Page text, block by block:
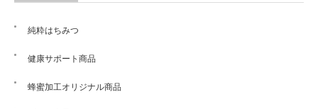
純粋はちみつ
健康サポート商品
蜂蜜加工オリジナル商品